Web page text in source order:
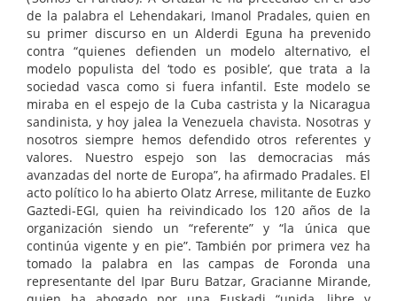
de la palabra el Lehendakari, Imanol Pradales, quien en
su primer discurso en un Alderdi Eguna ha prevenido
contra “quienes defienden un modelo alternativo, el
modelo populista del ‘todo es posible’, que trata a la
sociedad vasca como si fuera infantil. Este modelo se
miraba en el espejo de la Cuba castrista y la Nicaragua
sandinista, y hoy jalea la Venezuela chavista. Nosotras y
nosotros siempre hemos defendido otros referentes y
valores. Nuestro espejo son las democracias más
avanzadas del norte de Europa”, ha afirmado Pradales. El
acto político lo ha abierto Olatz Arrese, militante de Euzko
Gaztedi-EGI, quien ha reivindicado los 120 años de la
organización siendo un “referente” y “la única que
continúa vigente y en pie”. También por primera vez ha
tomado la palabra en las campas de Foronda una
representante del Ipar Buru Batzar, Gracianne Mirande,